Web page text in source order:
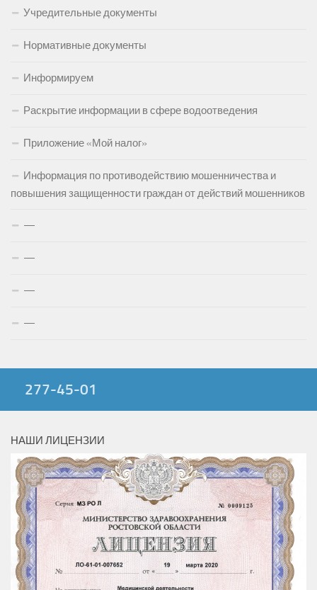
Учредительные документы
Нормативные документы
Информируем
Раскрытие информации в сфере водоотведения
Приложение «Мой налог»
Информация по противодействию мошенничества и
повышения защищенности граждан от действий мошенников
—
—
—
—
277-45-01
НАШИ ЛИЦЕНЗИИ